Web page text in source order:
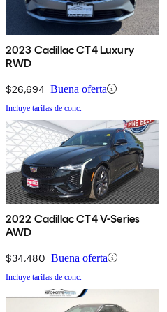
2023 Cadillac CT4 Luxury
RWD
$26,694 Buena oferta
Incluye tarifas de conc.
2022 Cadillac CT4 V-Series
AWD
$34,480 Buena oferta
Incluye tarifas de conc.